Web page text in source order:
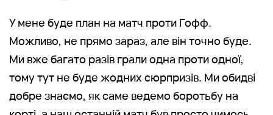
У мене буде план на матч проти Гофф.
Можливо, не прямо зараз, але він точно буде.
Ми вже багато разів грали одна проти одної,
тому тут не буде жодних сюрпризів. Ми обидві
добре знаємо, як саме ведемо боротьбу на